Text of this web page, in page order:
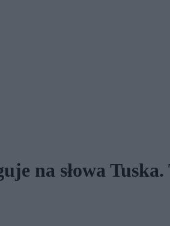
na słowa